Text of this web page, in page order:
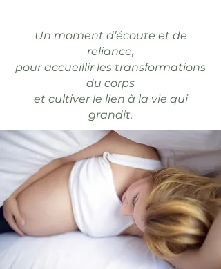
Un moment d’écoute et de
reliance,
pour accueillir les transformations
du corps
et cultiver le lien à la vie qui
grandit.